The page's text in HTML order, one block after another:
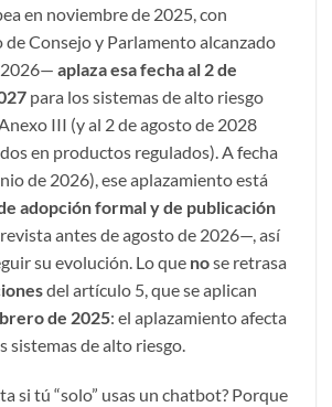
en noviembre de 2025, con
Consejo y Parlamento alcanzado
2026— aplaza esa fecha al 2 de
para los sistemas de alto riesgo
III (y al 2 de agosto de 2028
en productos regulados). A fecha
de 2026), ese aplazamiento está
adopción formal y de publicación
antes de agosto de 2026—, así
su evolución. Lo que nose retrasa
del artículo 5, que se aplican
de 2025: el aplazamiento afecta
sistemas de alto riesgo.
si tú “solo” usas un chatbot? Porque